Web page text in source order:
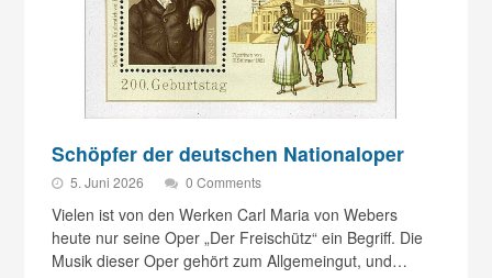
Schöpfer der deutschen Nationaloper
5. Juni 2026 0 Comments
Vielen ist von den Werken Carl Maria von Webers
heute nur seine Oper „Der Freischütz“ ein Begriff. Die
Musik dieser Oper gehört zum Allgemeingut, und…